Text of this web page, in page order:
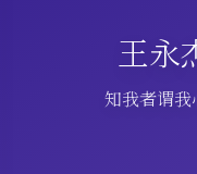
王永
知我者谓